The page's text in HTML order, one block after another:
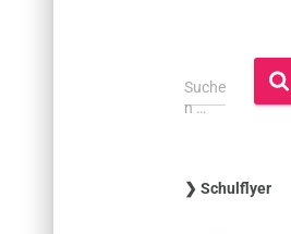
S
u
n
Suche
n …
❯ Schulflyer